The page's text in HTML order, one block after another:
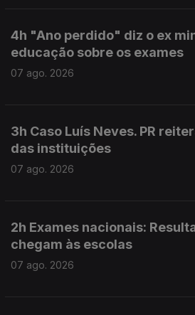
4h "Ano perdido" diz o ex
educação sobre os exames
07 ago. 2026
3h Caso Luís Neves. PR
das instituições
07 ago. 2026
2h Exames nacionais:
chegam às escolas
07 ago. 2026